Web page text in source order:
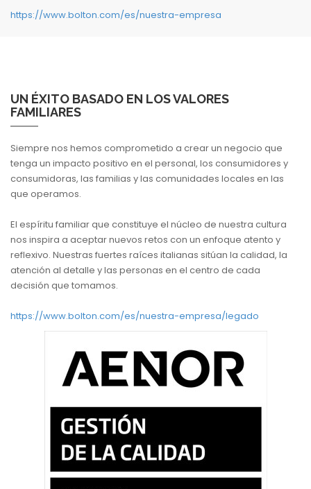
https://www.bolton.com/es/nuestra-empresa
UN ÉXITO BASADO EN LOS VALORES
FAMILIARES
Siempre nos hemos comprometido a crear un negocio que
tenga un impacto positivo en el personal, los consumidores y
consumidoras, las familias y las comunidades locales en las
que operamos.
El espíritu familiar que constituye el núcleo de nuestra cultura
nos inspira a aceptar nuevos retos con un enfoque atento y
reflexivo. Nuestras fuertes raíces italianas sitúan la calidad, la
atención al detalle y las personas en el centro de cada
decisión que tomamos.
https://www.bolton.com/es/nuestra-empresa/legado